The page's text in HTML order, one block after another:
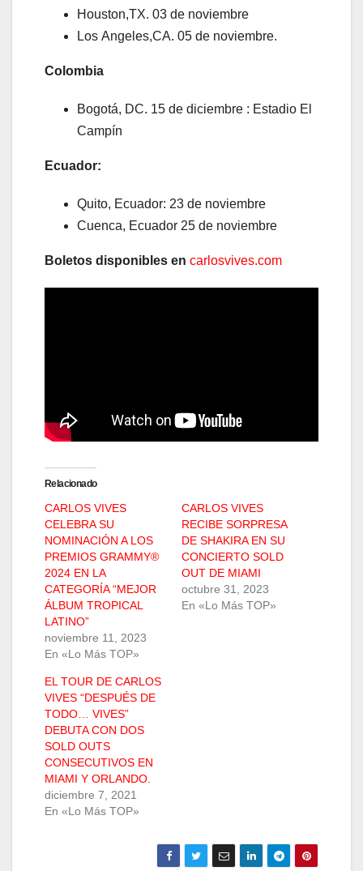
Houston,TX. 03 de noviembre
Los Angeles,CA. 05 de noviembre.
Colombia
Bogotá, DC. 15 de diciembre : Estadio El
Campín
Ecuador:
Quito, Ecuador: 23 de noviembre
Cuenca, Ecuador 25 de noviembre
Boletos disponibles en carlosvives.com
Relacionado
CARLOS VIVES
CELEBRA SU
NOMINACIÓN A LOS
PREMIOS GRAMMY®
2024 EN LA
CATEGORÍA “MEJOR
ÁLBUM TROPICAL
LATINO”
noviembre 11, 2023
En «Lo Más TOP»
CARLOS VIVES
RECIBE SORPRESA
DE SHAKIRA EN SU
CONCIERTO SOLD
OUT DE MIAMI
octubre 31, 2023
En «Lo Más TOP»
EL TOUR DE CARLOS
VIVES “DESPUÉS DE
TODO… VIVES”
DEBUTA CON DOS
SOLD OUTS
CONSECUTIVOS EN
MIAMI Y ORLANDO.
diciembre 7, 2021
En «Lo Más TOP»